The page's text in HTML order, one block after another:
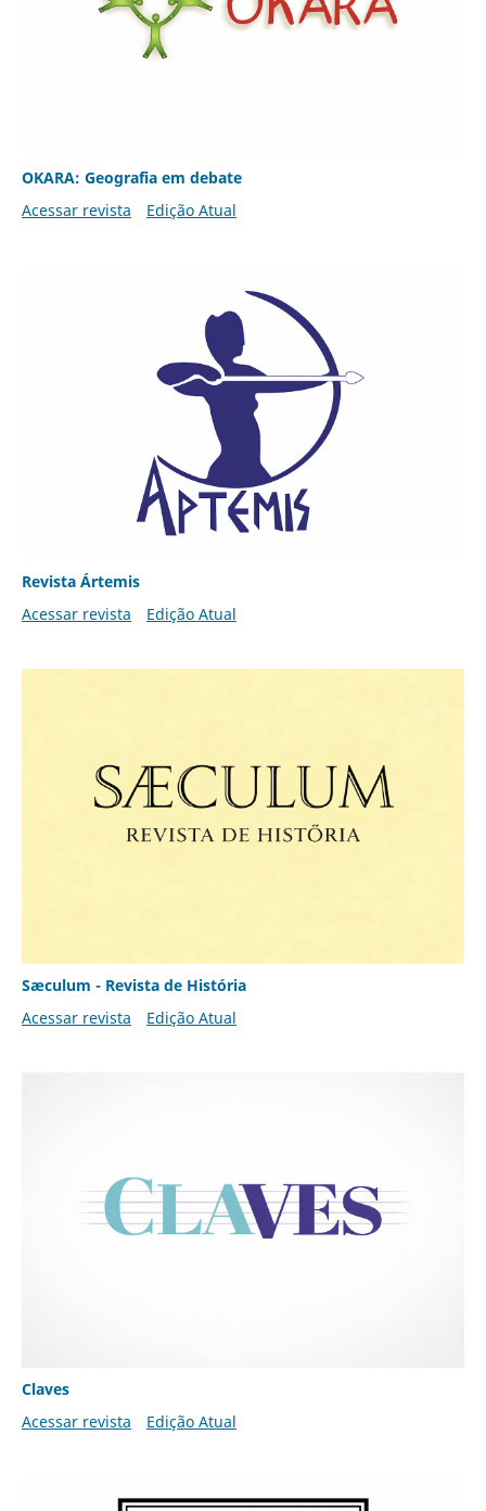
OKARA: Geografia em debate
Acessar revista
Edição Atual
Revista Ártemis
Acessar revista
Edição Atual
Sæculum - Revista de História
Acessar revista
Edição Atual
Claves
Acessar revista
Edição Atual